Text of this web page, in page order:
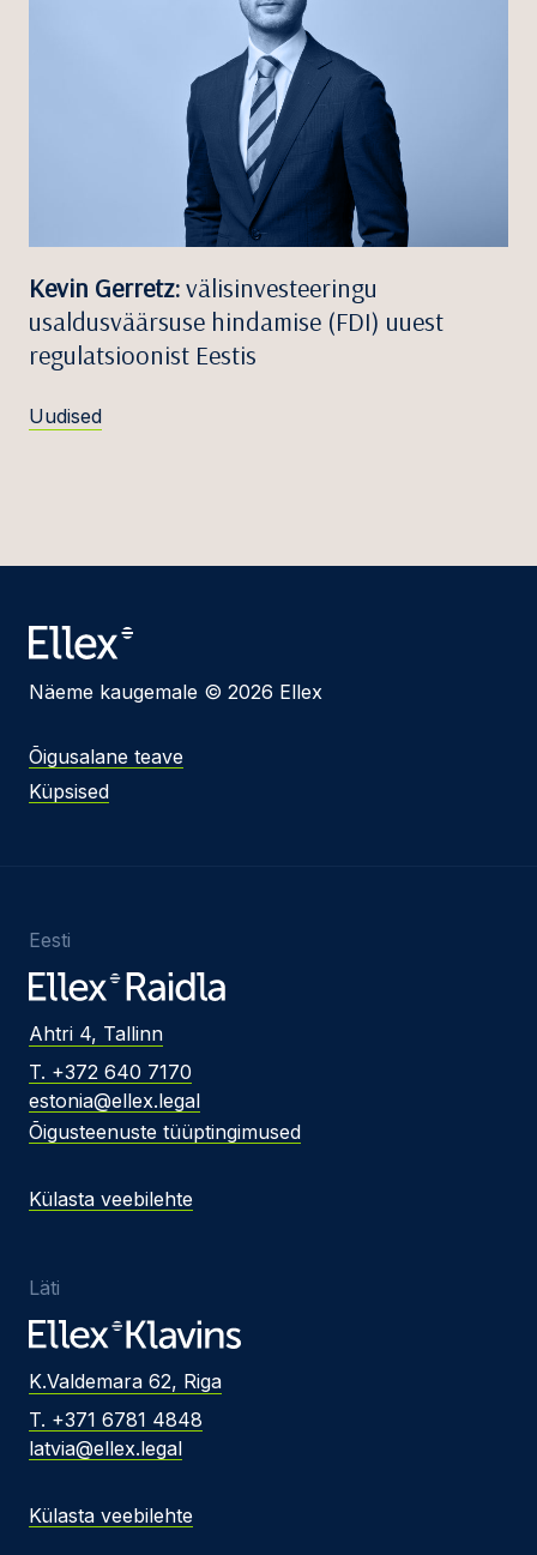
Kevin Gerretz:välisinvesteeringu
usaldusväärsuse hindamise (FDI) uuest
regulatsioonist Eestis
Uudised
Näeme kaugemale © 2026 Ellex
Õigusalane teave
Küpsised
Eesti
Ahtri 4, Tallinn
T. +372 640 7170
estonia@ellex.legal
Õigusteenuste tüüptingimused
Külasta veebilehte
Läti
K.Valdemara 62, Riga
T. +371 6781 4848
latvia@ellex.legal
Külasta veebilehte